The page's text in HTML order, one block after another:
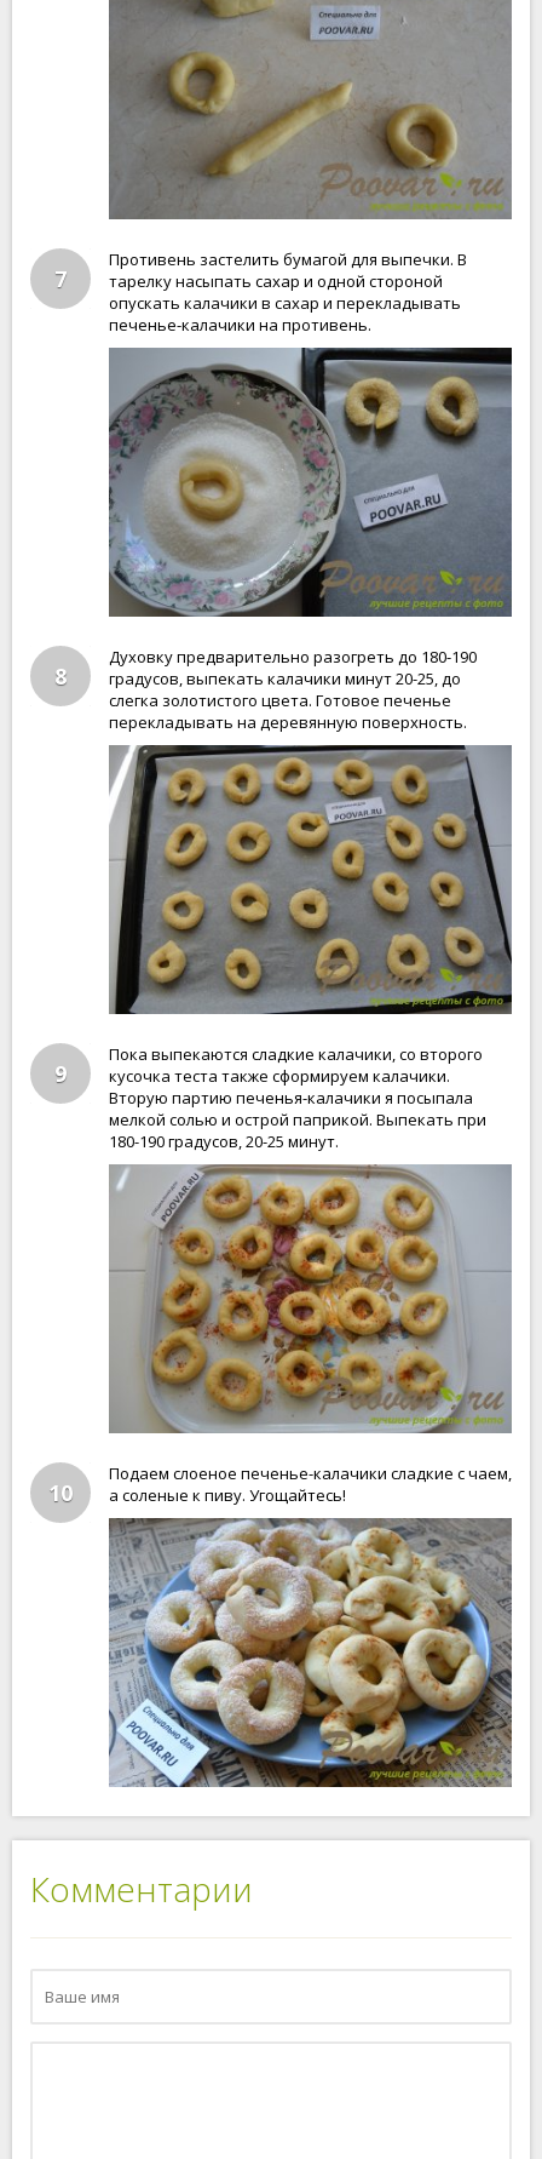
7
Противень застелить бумагой для выпечки. В
тарелку насыпать сахар и одной стороной
опускать калачики в сахар и перекладывать
печенье-калачики на противень.
8
Духовку предварительно разогреть до 180-190
градусов, выпекать калачики минут 20-25, до
слегка золотистого цвета. Готовое печенье
перекладывать на деревянную поверхность.
9
Пока выпекаются сладкие калачики, со второго
кусочка теста также сформируем калачики.
Вторую партию печенья-калачики я посыпала
мелкой солью и острой паприкой. Выпекать при
180-190 градусов, 20-25 минут.
10
Подаем слоеное печенье-калачики сладкие с чаем,
а соленые к пиву. Угощайтесь!
Комментарии